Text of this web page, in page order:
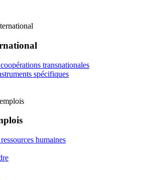
transnationales
spécifiques
humaines